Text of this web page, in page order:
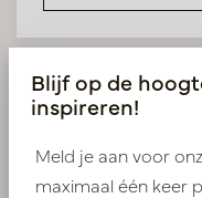
Blijf op de
inspireren!
Meld je aan voor
maximaal één keer